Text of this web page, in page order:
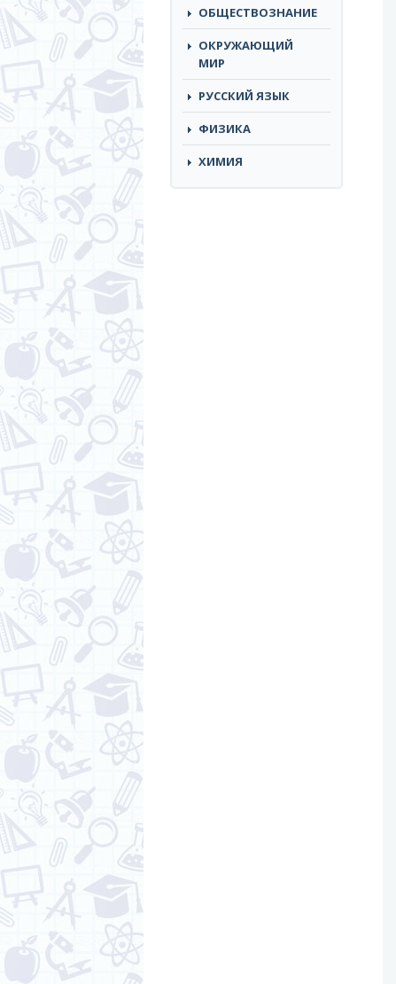
ОБЩЕСТВОЗНАНИЕ
ОКРУЖАЮЩИЙ
МИР
РУССКИЙ ЯЗЫК
ФИЗИКА
ХИМИЯ